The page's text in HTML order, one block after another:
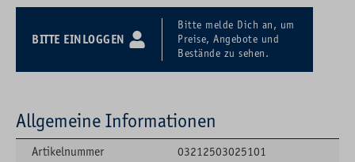
BITTE EINLOGGEN
Bitte melde Dich an, um
Preise, Angebote und
Bestände zu sehen.
Allgemeine Informationen
Artikelnummer
03212503025101